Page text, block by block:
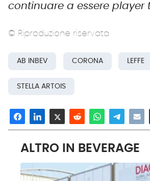
continuare a essere player
© Riproduzione riservata
AB INBEV CORONA LEFFE
STELLA ARTOIS
ALTRO IN BEVERAGE